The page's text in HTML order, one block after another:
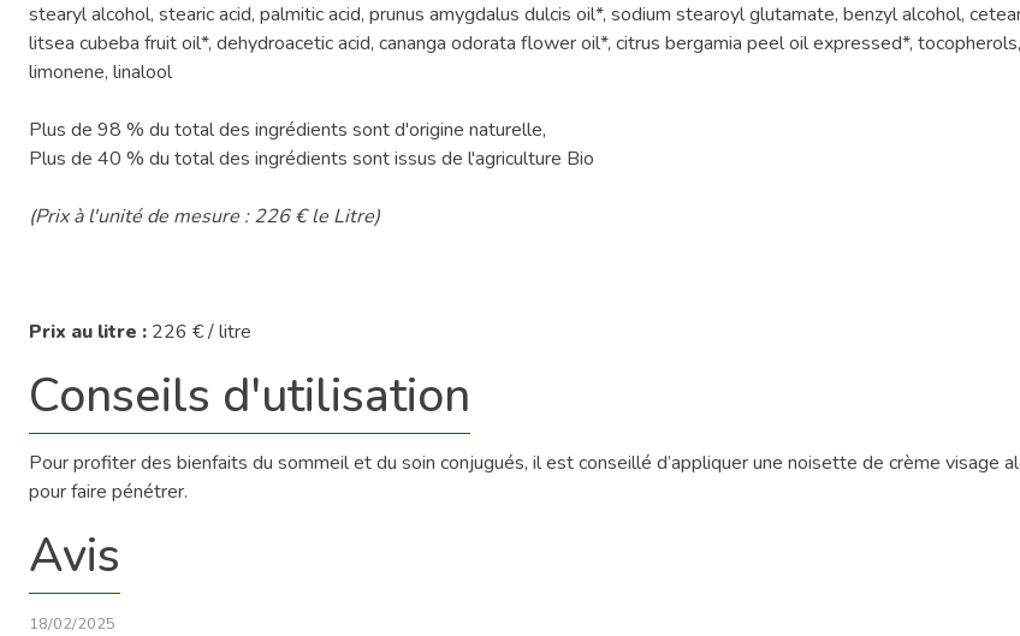
stearyl alcohol, stearic acid, palmitic acid, prunus amygdalus dulcis oil*, sodium stearoyl glutamate, benzyl alcohol,
litsea cubeba fruit oil*, dehydroacetic acid, cananga odorata flower oil*, citrus bergamia peel oil expressed*,
limonene, linalool
Plus de 98 % du total des ingrédients sont d'origine naturelle,
Plus de 40 % du total des ingrédients sont issus de l'agriculture Bio
(Prix à l'unité de mesure : 226 € le Litre)
Prix au litre : 226 € / litre
Conseils d'utilisation
Pour profiter des bienfaits du sommeil et du soin conjugués, il est conseillé d’appliquer une noisette de crème visage
pour faire pénétrer.
Avis
18/02/2025